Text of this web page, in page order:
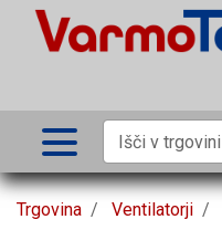
Trgovina Ventilatorji